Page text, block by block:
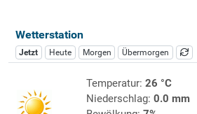
Wetterstation
Jetzt Heute Morgen Übermorgen
Temperatur: 26 °C
Niederschlag: 0.0 mm